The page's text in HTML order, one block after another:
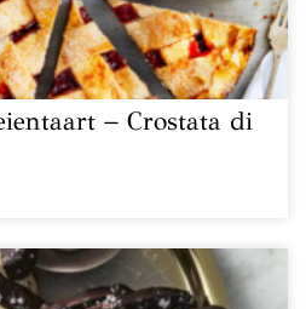
− Crostata di